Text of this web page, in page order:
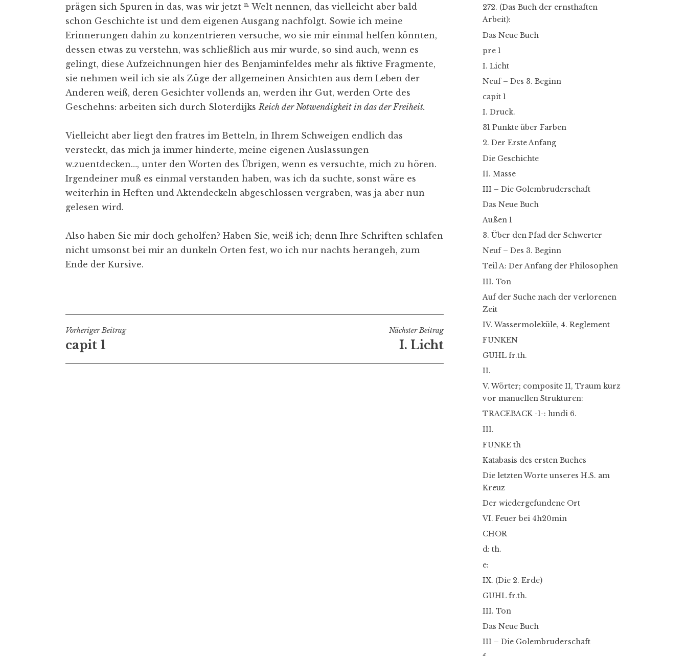
prägen sich Spuren in das, was wir jetzt n. Welt nennen, das vielleicht aber bald
schon Geschichte ist und dem eigenen Ausgang nachfolgt. Sowie ich meine
Erinnerungen dahin zu konzentrieren versuche, wo sie mir einmal helfen könnten,
dessen etwas zu verstehn, was schließlich aus mir wurde, so sind auch, wenn es
gelingt, diese Aufzeichnungen hier des Benjaminfeldes mehr als fiktive Fragmente,
sie nehmen weil ich sie als Züge der allgemeinen Ansichten aus dem Leben der
Anderen weiß, deren Gesichter vollends an, werden ihr Gut, werden Orte des
Geschehns: arbeiten sich durch SloterdijksReich der Notwendigkeit in das der Freiheit.
Vielleicht aber liegt den fratres im Betteln, in Ihrem Schweigen endlich das
versteckt, das mich ja immer hinderte, meine eigenen Auslassungen
w.zuentdecken…, unter den Worten des Übrigen, wenn es versuchte, mich zu hören.
Irgendeiner muß es einmal verstanden haben, was ich da suchte, sonst wäre es
weiterhin in Heften und Aktendeckeln abgeschlossen vergraben, was ja aber nun
gelesen wird.
Also haben Sie mir doch geholfen? Haben Sie, weiß ich; denn Ihre Schriften schlafen
nicht umsonst bei mir an dunkeln Orten fest, wo ich nur nachts herangeh, zum
Ende der Kursive.
Beitragsnavigation
Vorheriger Beitrag
capit 1
Nächster Beitrag
I. Licht
272. (Das Buch der ernsthaften
Arbeit):
Das Neue Buch
pre 1
I. Licht
Neuf – Des 3. Beginn
capit 1
I. Druck.
31 Punkte über Farben
2. Der Erste Anfang
Die Geschichte
11. Masse
III – Die Golembruderschaft
Das Neue Buch
Außen 1
3. Über den Pfad der Schwerter
Neuf – Des 3. Beginn
Teil A: Der Anfang der Philosophen
III. Ton
Auf der Suche nach der verlorenen
Zeit
IV. Wassermoleküle, 4. Reglement
FUNKEN
GUHL fr.th.
II.
V. Wörter; composite II, Traum kurz
vor manuellen Strukturen:
TRACEBACK -1-: lundi 6.
III.
FUNKE th
Katabasis des ersten Buches
Die letzten Worte unseres H.S. am
Kreuz
Der wiedergefundene Ort
VI. Feuer bei 4h20min
CHOR
d: th.
e:
IX. (Die 2. Erde)
GUHL fr.th.
III. Ton
Das Neue Buch
III – Die Golembruderschaft